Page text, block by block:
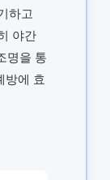
하고
야간
명을 통
방에 효